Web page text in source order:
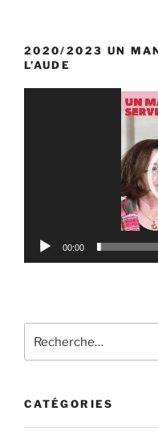
2020/2023 UN
L’AUDE
00:00
pour
CATÉGORIES